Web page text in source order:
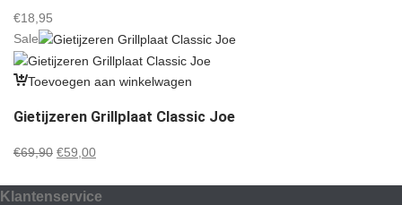
€18,95
Sale
Toevoegen aan winkelwagen
Gietijzeren Grillplaat Classic Joe
€69,90 Oorspronkelijke
was:
€59,00Huidige
is:
Klantenservice